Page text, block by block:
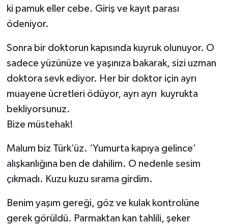
ki pamuk eller cebe. Giriş ve kayıt parası
ödeniyor.
Sonra bir doktorun kapısında kuyruk olunuyor. O
sadece yüzünüze ve yaşınıza bakarak, sizi uzman
doktora sevk ediyor. Her bir doktor için ayrı
muayene ücretleri ödüyor, ayrı ayrı kuyrukta
bekliyorsunuz.
Bize müstehak!
Malum biz Türk’üz. ‘Yumurta kapıya gelince’
alışkanlığına ben de dahilim. O nedenle sesim
çıkmadı. Kuzu kuzu sırama girdim.
Benim yaşım gereği, göz ve kulak kontrolüne
gerek görüldü. Parmaktan kan tahlili, şeker